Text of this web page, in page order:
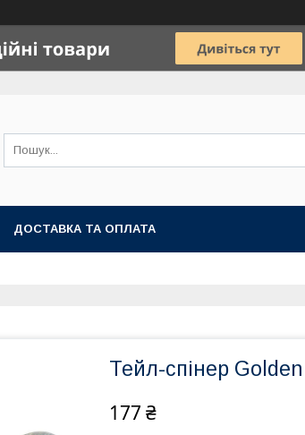
ДОСТАВКА ТА ОПЛАТА
Тейл-спінер
177 ₴